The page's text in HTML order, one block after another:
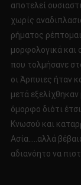
αποτελεί
χωρίς
ρήματος
μορφολογικά και
που τολμήσανε
οι Άρπυιες ήταν
μετά
όμορφο διότι
Κνωσού και
Ασία…..αλλά
αδιανόητο να